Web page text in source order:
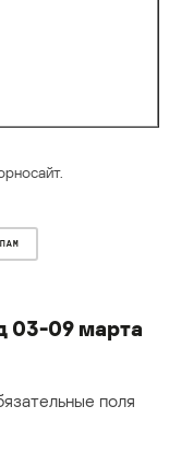
03-09 марта
поля